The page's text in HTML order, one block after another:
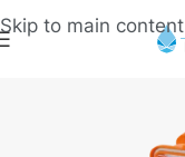
Skip to main content